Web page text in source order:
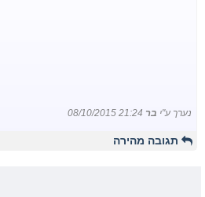
נערך ע"י בר 08/10/2015 21:24
תגובה מהירה